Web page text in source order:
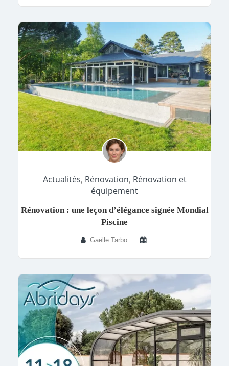
Actualités, Rénovation, Rénovation et
équipement
Rénovation : une leçon d’élégance signée Mondial
Piscine
Gaëlle Tarbo